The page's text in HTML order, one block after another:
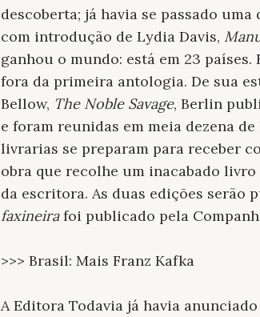
descoberta; já havia se passado
com introdução de Lydia Davis,
ganhou o mundo: está em 23
fora da primeira antologia. De sua
Bellow, The Noble Savage, Berlin
e foram reunidas em meia dezena
livrarias se preparam para receber
obra que recolhe um inacabado
da escritora. As duas edições serão
faxineirafoi publicado pela
>>> Brasil: Mais Franz Kafka
A Editora Todavia já havia